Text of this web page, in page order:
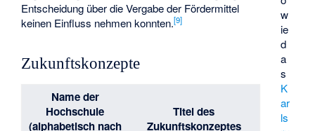
w
ie
d
a
s
K
ar
ls
Entscheidung über die Vergabe der Fördermittel
keinen Einfluss nehmen konnten.[9]
Zukunftskonzepte
Name der
Hochschule
(alphabetisch nach
Titel des
Zukunftskonzeptes